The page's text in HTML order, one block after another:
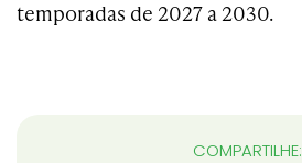
temporadas de 2027 a 2030.
COMPARTILHE: